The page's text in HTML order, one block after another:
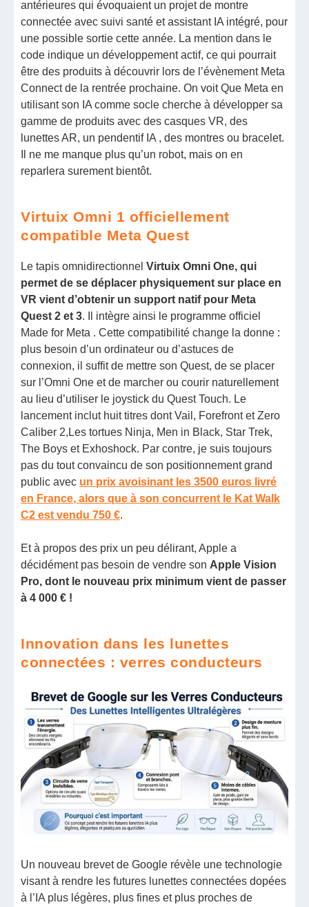
antérieures qui évoquaient un projet de montre
connectée avec suivi santé et assistant IA intégré, pour
une possible sortie cette année. La mention dans le
code indique un développement actif, ce qui pourrait
être des produits à découvrir lors de l’évènement Meta
Connect de la rentrée prochaine. On voit Que Meta en
utilisant son IA comme socle cherche à développer sa
gamme de produits avec des casques VR, des
lunettes AR, un pendentif IA , des montres ou bracelet.
Il ne me manque plus qu’un robot, mais on en
reparlera surement bientôt.
Virtuix Omni 1 officiellement
compatible Meta Quest
Le tapis omnidirectionnelVirtuix Omni One, qui
permet de se déplacer physiquement sur place en
VR vient d’obtenir un support natif pour Meta
Quest 2 et 3. Il intègre ainsi le programme officiel
Made for Meta . Cette compatibilité change la donne :
plus besoin d’un ordinateur ou d’astuces de
connexion, il suffit de mettre son Quest, de se placer
sur l’Omni One et de marcher ou courir naturellement
au lieu d’utiliser le joystick du Quest Touch. Le
lancement inclut huit titres dont Vail, Forefront et Zero
Caliber 2,Les tortues Ninja, Men in Black, Star Trek,
The Boys et Exhoshock. Par contre, je suis toujours
pas du tout convaincu de son positionnement grand
public avec un prix avoisinant les 3500 euros livré
en France, alors que à son concurrent le Kat Walk
C2 est vendu 750 €.
Et à propos des prix un peu délirant, Apple a
décidément pas besoin de vendre son Apple Vision
Pro, dont le nouveau prix minimum vient de passer
à 4 000 € !
Innovation dans les lunettes
connectées : verres conducteurs
Un nouveau brevet de Google révèle une technologie
visant à rendre les futures lunettes connectées dopées
à l’IA plus légères, plus fines et plus proches de